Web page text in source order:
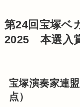
第24回宝塚ベ
2025 本選入
宝塚演奏家連
点）